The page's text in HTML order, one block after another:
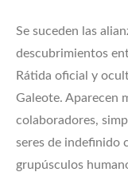
Se suceden las
descubrimientos
Rátida oficial y
Galeote. Aparecen
colaboradores,
seres de indefinido
grupúsculos